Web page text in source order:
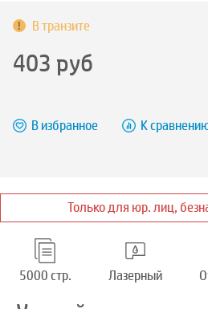
В транзите
403 руб
В избранное К
Только для юр. лиц,
5000 стр. Лазерный